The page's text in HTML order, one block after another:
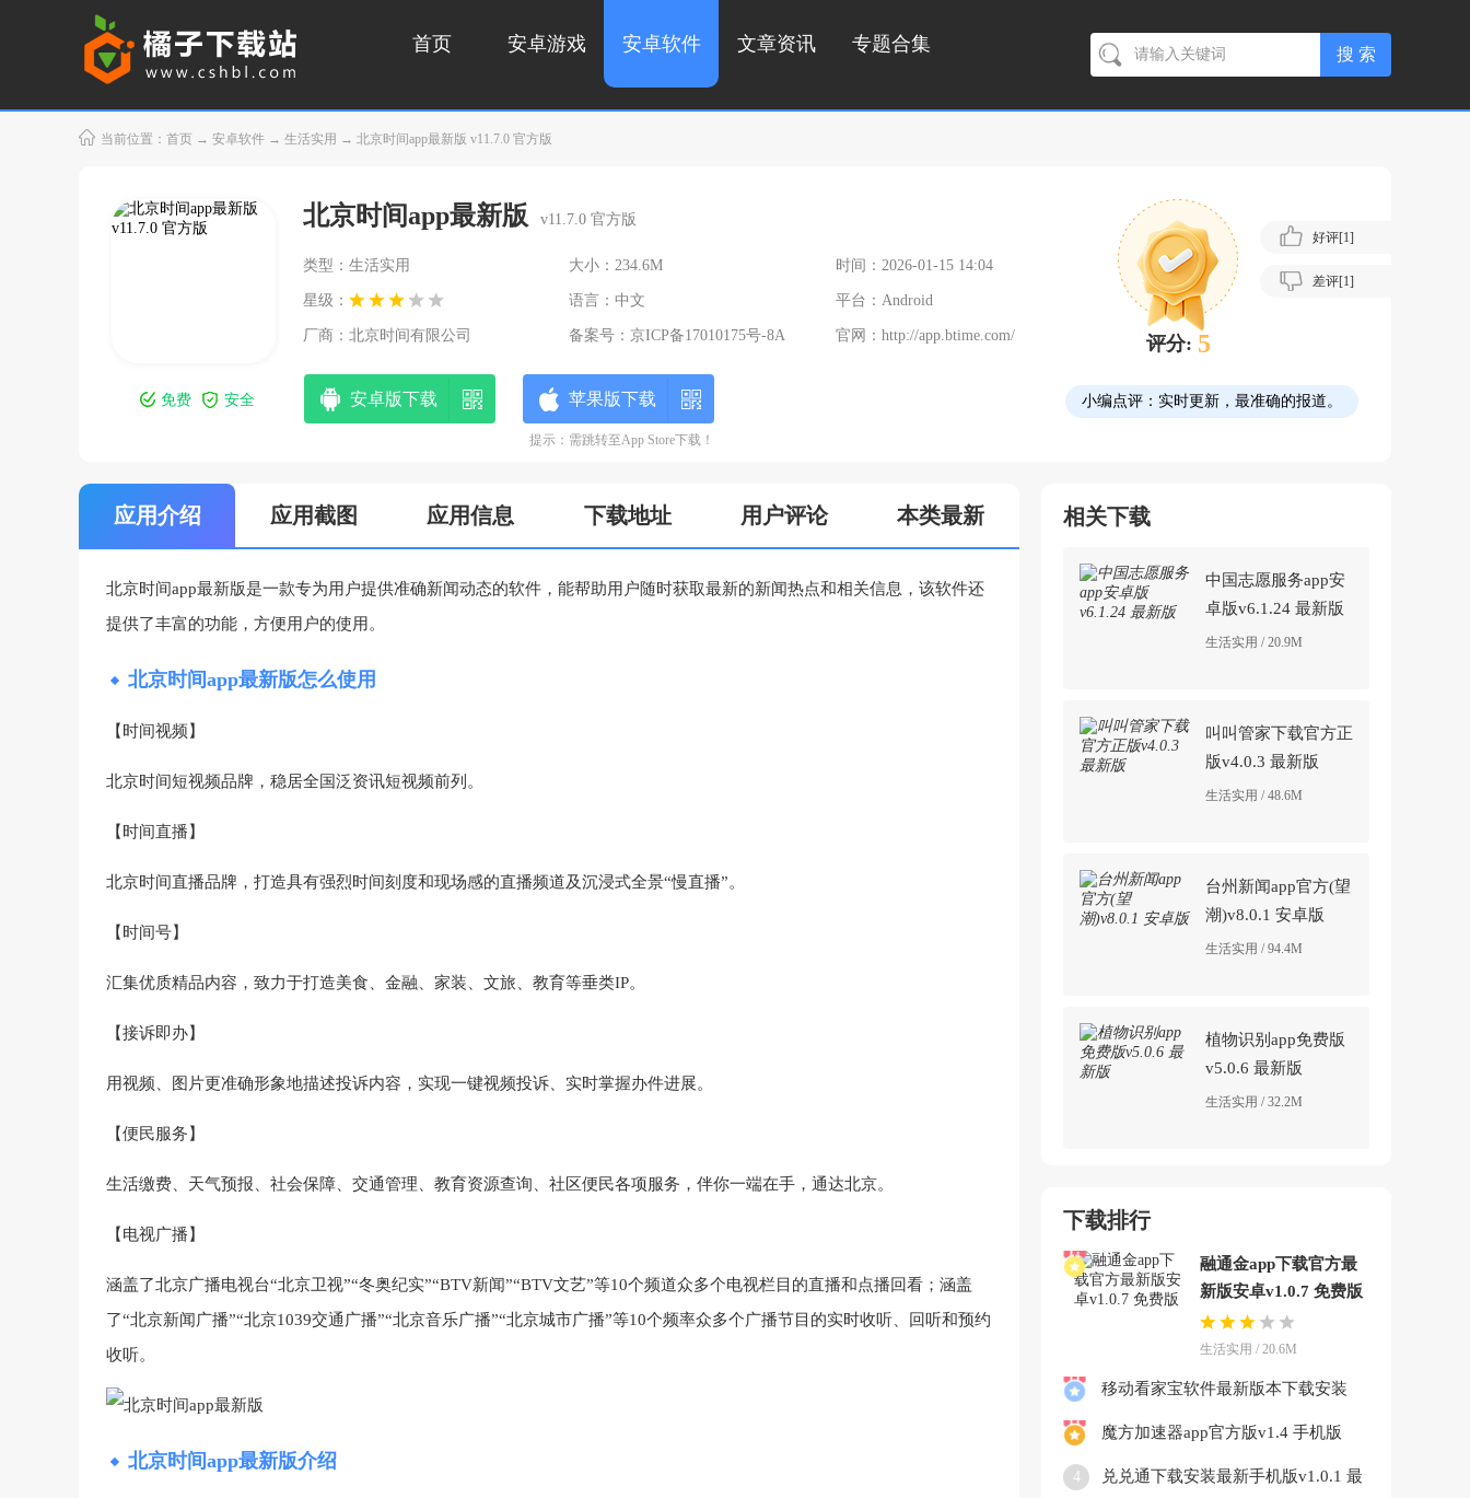
首页 安卓游戏 安卓软件 文章资讯 专题合集
当前位置： 首页 → 安卓软件 → 生活实用 → 北京时间app最新版 v11.7.0 官方版
北京时间app最新版 v11.7.0 官方版
类型：生活实用 大小：234.6M 时间：2026-01-15 14:04
星级： 语言：中文 平台：Android
厂商： 北京时间有限公司 备案号： 京ICP备17010175号-8A 官网： http://app.btime.com/ 评分: 5
好评[1]
差评[1]
免费 安全 安卓版下载 小编点评： 实时更新，最准确的报道。
苹果版下载
提示：需跳转至App Store下载！
应用介绍 应用截图 应用信息 下载地址 用户评论 本类最新
北京时间app最新版是一款专为用户提供准确新闻动态的软件，能帮助用户随时获取最新的新闻热点和相关信息，该软件还
提供了丰富的功能，方便用户的使用。
北京时间app最新版怎么使用
【时间视频】
北京时间短视频品牌，稳居全国泛资讯短视频前列。
【时间直播】
北京时间直播品牌，打造具有强烈时间刻度和现场感的直播频道及沉浸式全景“慢直播”。
【时间号】
汇集优质精品内容，致力于打造美食、金融、家装、文旅、教育等垂类IP。
【接诉即办】
用视频、图片更准确形象地描述投诉内容，实现一键视频投诉、实时掌握办件进展。
【便民服务】
生活缴费、天气预报、社会保障、交通管理、教育资源查询、社区便民各项服务，伴你一端在手，通达北京。
【电视广播】
涵盖了北京广播电视台“北京卫视”“冬奥纪实”“BTV新闻”“BTV文艺”等10个频道众多个电视栏目的直播和点播回看；涵盖
了“北京新闻广播”“北京1039交通广播”“北京音乐广播”“北京城市广播”等10个频率众多个广播节目的实时收听、回听和预约
收听。
北京时间app最新版介绍
相关下载
中国志愿服务app安
卓版v6.1.24 最新版
生活实用 / 20.9M
叫叫管家下载官方正
版v4.0.3 最新版
生活实用 / 48.6M
台州新闻app官方(望
潮)v8.0.1 安卓版
生活实用 / 94.4M
植物识别app免费版
v5.0.6 最新版
生活实用 / 32.2M
下载排行
融通金app下载官方最
新版安卓v1.0.7 免费版
生活实用 / 20.6M
移动看家宝软件最新版本下载安装
魔方加速器app官方版v1.4 手机版
4
兑兑通下载安装最新手机版v1.0.1 最